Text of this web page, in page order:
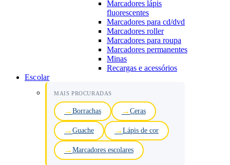
Marcadores lápis
fluorescentes
Marcadores para cd/dvd
Marcadores roller
Marcadores para roupa
Marcadores permanentes
Minas
Recargas e acessórios
Escolar
MAIS PROCURADAS
Borrachas Ceras
Guache Lápis de cor
Marcadores escolares